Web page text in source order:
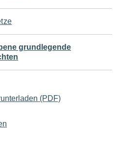
grundlegende
(PDF)